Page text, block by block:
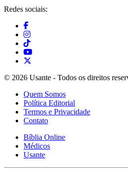
Redes sociais:
© 2026 Usante - Todos os direitos
Quem Somos
Política Editorial
Termos e Privacidade
Contato
Bíblia Online
Médicos
Usante